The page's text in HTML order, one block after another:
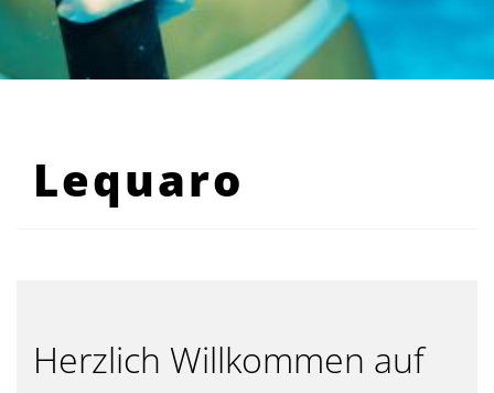
Lequaro
Herzlich Willkommen auf